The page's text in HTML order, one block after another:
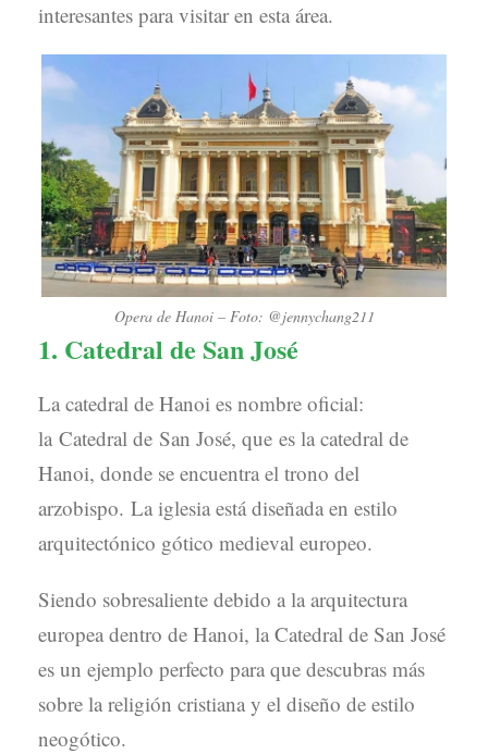
interesantes para visitar en esta área.
Opera de Hanoi – Foto: @jennychang211
1. Catedral de San José
La catedral de Hanoi es nombre oficial:
la Catedral de San José, que es la catedral de
Hanoi, donde se encuentra el trono del
arzobispo. La iglesia está diseñada en estilo
arquitectónico gótico medieval europeo.
Siendo sobresaliente debido a la arquitectura
europea dentro de Hanoi, la Catedral de San José
es un ejemplo perfecto para que descubras más
sobre la religión cristiana y el diseño de estilo
neogótico.